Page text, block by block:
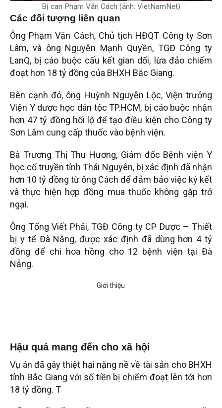
Bị can Phạm Văn Cách (ảnh: VietNamNet)
Các đối tượng liên quan
Ông Phạm Văn Cách, Chủ tịch HĐQT Công ty Sơn
Lâm, và ông Nguyễn Mạnh Quyền, TGĐ Công ty
LanQ, bị cáo buộc cấu kết gian dối, lừa đảo chiếm
đoạt hơn 18 tỷ đồng của BHXH Bắc Giang.
Bên cạnh đó, ông Huỳnh Nguyễn Lộc, Viện trưởng
Viện Y dược học dân tộc TP.HCM, bị cáo buộc nhận
hơn 47 tỷ đồng hối lộ để tạo điều kiện cho Công ty
Sơn Lâm cung cấp thuốc vào bệnh viện.
Bà Trương Thị Thu Hương, Giám đốc Bệnh viện Y
học cổ truyền tỉnh Thái Nguyên, bị xác định đã nhận
hơn 10 tỷ đồng từ ông Cách để đảm bảo việc ký kết
và thực hiện hợp đồng mua thuốc không gặp trở
ngại.
Ông Tống Viết Phải, TGĐ Công ty CP Dược – Thiết
bị y tế Đà Nẵng, được xác định đã dùng hơn 4 tỷ
đồng để chi hoa hồng cho 12 bệnh viện tại Đà
Nẵng.
Hậu quả mang đến cho xã hội
Vụ án đã gây thiệt hại nặng nề về tài sản cho BHXH
tỉnh Bắc Giang với số tiền bị chiếm đoạt lên tới hơn
18 tỷ đồng. T